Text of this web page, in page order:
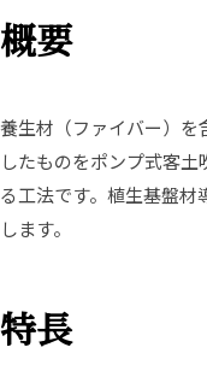
概要
養生材（ファイバー）を
したものをポンプ式客
る工法です。植生基盤材
します。
特長